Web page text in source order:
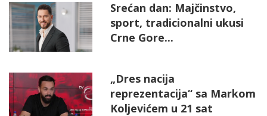
Srećan dan: Majčinstvo,
sport, tradicionalni ukusi
Crne Gore...
„Dres nacija
reprezentacija“ sa Markom
Koljevićem u 21 sat